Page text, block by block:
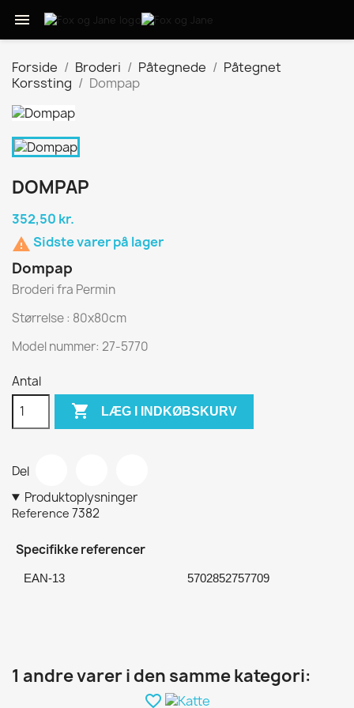

Forside Broderi Påtegnede
Påtegnet
Korssting
Dompap
DOMPAP
352,50 kr.
 Sidste varer på lager
Dompap
Broderi fra Permin
Størrelse : 80x80cm
Model nummer: 27-5770
Antal
 LÆG I INDKØBSKURV
Del
Produktoplysninger
Reference 7382
Specifikke referencer
EAN-13 5702852757709
1 andre varer i den samme kategori:
favorite_border